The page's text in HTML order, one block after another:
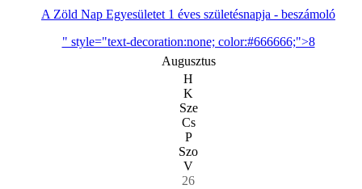
A Zöld Nap Egyesületet 1 éves születésnapja - beszámoló
" style="text-decoration:none; color:#666666;">8
Augusztus
H
K
Sze
Cs
P
Szo
V
26